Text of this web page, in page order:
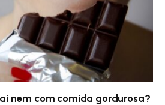
nem com comida gordurosa?